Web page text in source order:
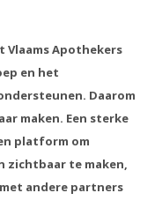
Vlaams Apothekers
en het
Daarom
maken. Een sterke
platform om
zichtbaar te maken,
andere partners